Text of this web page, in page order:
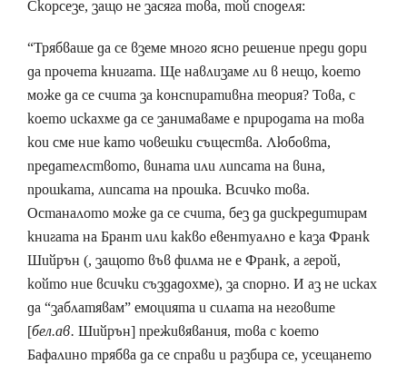
Скорсезе, защо не засяга това, той споделя:
“Трябваше да се вземе много ясно решение преди дори
да прочета книгата. Ще навлизаме ли в нещо, което
може да се счита за конспиративна теория? Това, с
което искахме да се занимаваме е природата на това
кои сме ние като човешки същества. Любовта,
предателството, вината или липсата на вина,
прошката, липсата на прошка. Всичко това.
Останалото може да се счита, без да дискредитирам
книгата на Брант или какво евентуално е каза Франк
Шийрън (, защото във филма не е Франк, а герой,
който ние всички създадохме), за спорно. И аз не исках
да “заблатявам” емоцията и силата на неговите
[бел.ав. Шийрън] преживявания, това с което
Бафалино трябва да се справи и разбира се, усещането